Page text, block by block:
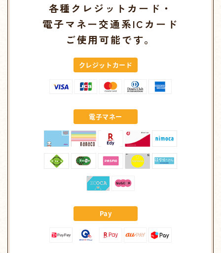
各種クレジットカード・
電子マネー交通系ICカード
ご使用可能です。
クレジットカード
電子マネー
Pay